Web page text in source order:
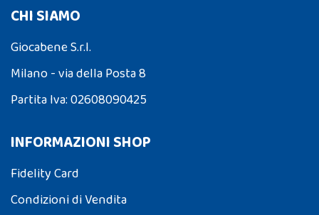
CHI SIAMO
Giocabene S.r.l.
Milano - via della Posta 8
Partita Iva: 02608090425
INFORMAZIONI SHOP
Fidelity Card
Condizioni di Vendita